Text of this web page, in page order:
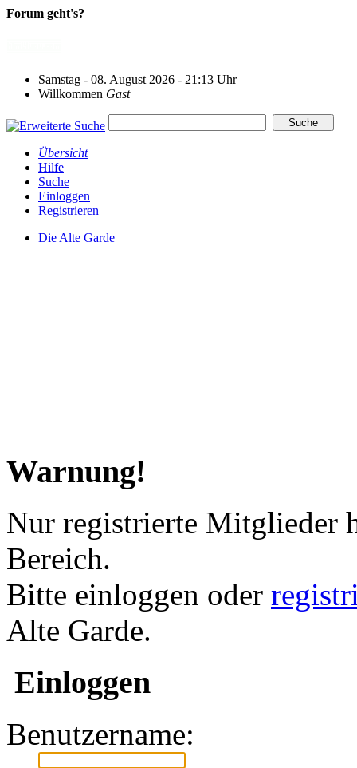
Forum geht's?
Samstag - 08. August 2026 - 21:13 Uhr
Willkommen Gast
Übersicht
Hilfe
Suche
Einloggen
Registrieren
Die Alte Garde
Warnung!
Nur registrierte Mitglieder
Bereich.
Bitte einloggen oder
Alte Garde.
Einloggen
Benutzername: